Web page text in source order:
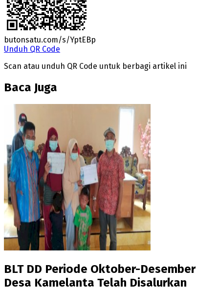
butonsatu.com/s/YptEBp
Unduh QR Code
Scan atau unduh QR Code untuk berbagi artikel ini
Baca Juga
BLT DD Periode Oktober-Desember
Desa Kamelanta Telah Disalurkan